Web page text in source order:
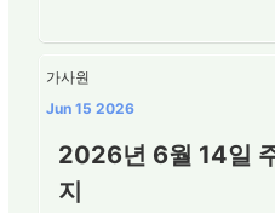
가사원
Jun 15 2026
2026년 6월 14일
지